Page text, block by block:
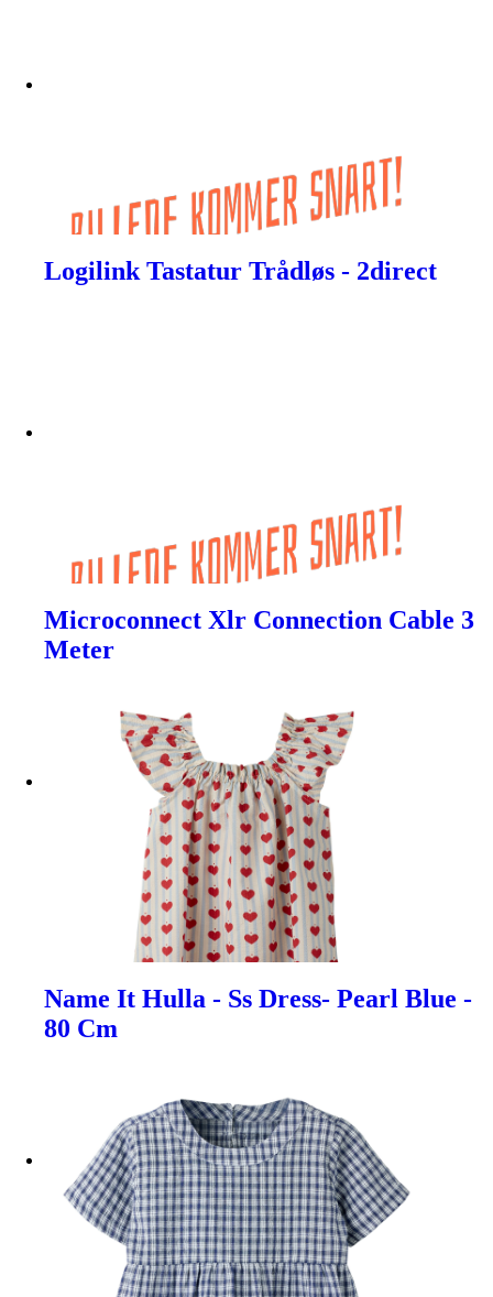
Logilink Tastatur Trådløs - 2direct
Microconnect Xlr Connection Cable 3
Meter
Name It Hulla - Ss Dress- Pearl Blue -
80 Cm